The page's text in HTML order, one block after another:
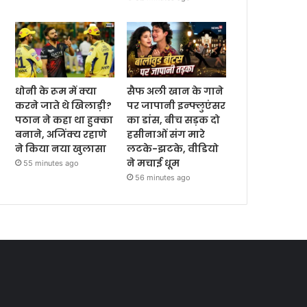
धोनी के रूम में क्या
करने जाते थे खिलाड़ी?
पठान ने कहा था हुक्का
बनाने, अजिंक्य रहाणे
ने किया नया खुलासा
55 minutes ago
सैफ अली खान के गाने
पर जापानी इन्फ्लुएंसर
का डांस, बीच सड़क दो
हसीनाओं संग मारे
लटके-झटके, वीडियो
ने मचाई धूम
56 minutes ago